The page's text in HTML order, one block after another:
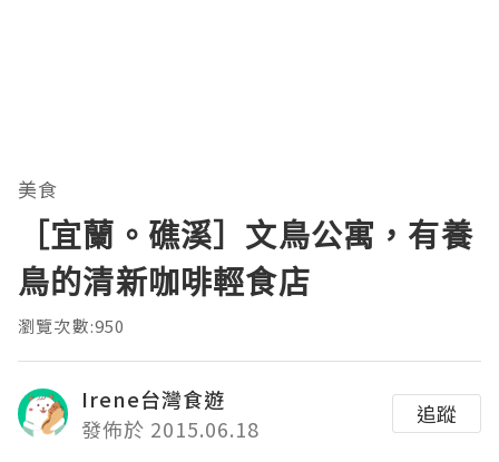
美食
［宜蘭。礁溪］文鳥公寓，有養
鳥的清新咖啡輕食店
瀏覽次數:950
Irene台灣食遊
發佈於 2015.06.18
追蹤